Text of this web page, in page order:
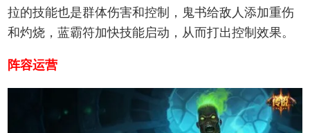
拉的技能也是群体伤害和控制，鬼书给敌人添加重伤
和灼烧，蓝霸符加快技能启动，从而打出控制效果。
阵容运营